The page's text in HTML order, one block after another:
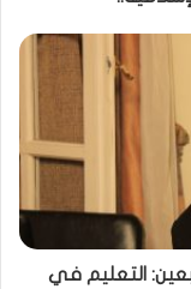
التعليم في